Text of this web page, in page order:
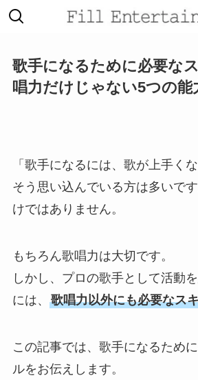
歌手になるために必要な
唱力だけじゃない5つの能
「歌手になるには、歌が上手く
そう思い込んでいる方は多いで
けではありません。
もちろん歌唱力は大切です。
しかし、プロの歌手として活動
には、 歌唱力以外にも必要なス
この記事では、歌手になるため
ルをお伝えします。